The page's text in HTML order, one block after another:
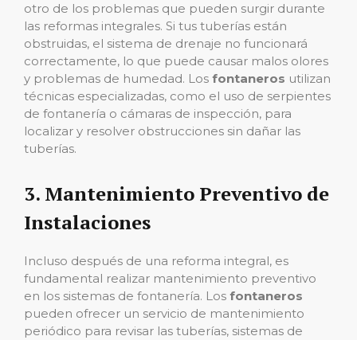
otro de los problemas que pueden surgir durante
las reformas integrales. Si tus tuberías están
obstruidas, el sistema de drenaje no funcionará
correctamente, lo que puede causar malos olores
y problemas de humedad. Los fontaneros utilizan
técnicas especializadas, como el uso de serpientes
de fontanería o cámaras de inspección, para
localizar y resolver obstrucciones sin dañar las
tuberías.
3. Mantenimiento Preventivo de
Instalaciones
Incluso después de una reforma integral, es
fundamental realizar mantenimiento preventivo
en los sistemas de fontanería. Los fontaneros
pueden ofrecer un servicio de mantenimiento
periódico para revisar las tuberías, sistemas de